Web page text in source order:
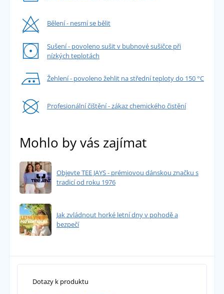
Bělení - nesmí se bělit
Sušení - povoleno sušit v bubnové sušičce při
nízkých teplotách
Žehlení - povoleno žehlit na střední teploty do 150 °C
Profesionální čištění - zákaz chemického čistění
Mohlo by vás zajímat
Objevte TEE JAYS - prémiovou dánskou značku s
tradicí od roku 1976
Jak zvládnout horké letní dny v pohodě a
bezpečí
Dotazy k produktu